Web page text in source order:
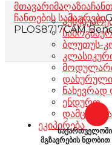
ბლუთუს-
დახურული
ნახევრად
ენდურო
დამცავი
ეკიპირება
მთავარიმაღაზია
ჩანთების სამაგრები
PLOS8717CAM
მგზავრების